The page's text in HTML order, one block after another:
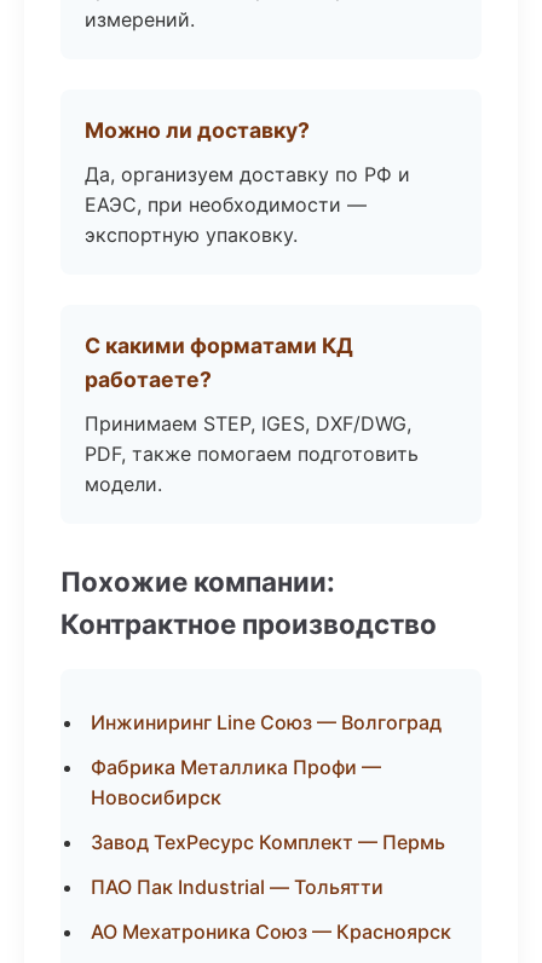
измерений.
Можно ли доставку?
Да, организуем доставку по РФ и
ЕАЭС, при необходимости —
экспортную упаковку.
С какими форматами КД
работаете?
Принимаем STEP, IGES, DXF/DWG,
PDF, также помогаем подготовить
модели.
Похожие компании:
Контрактное производство
Инжиниринг Line Союз — Волгоград
Фабрика Металлика Профи —
Новосибирск
Завод ТехРесурс Комплект — Пермь
ПАО Пак Industrial — Тольятти
АО Мехатроника Союз — Красноярск